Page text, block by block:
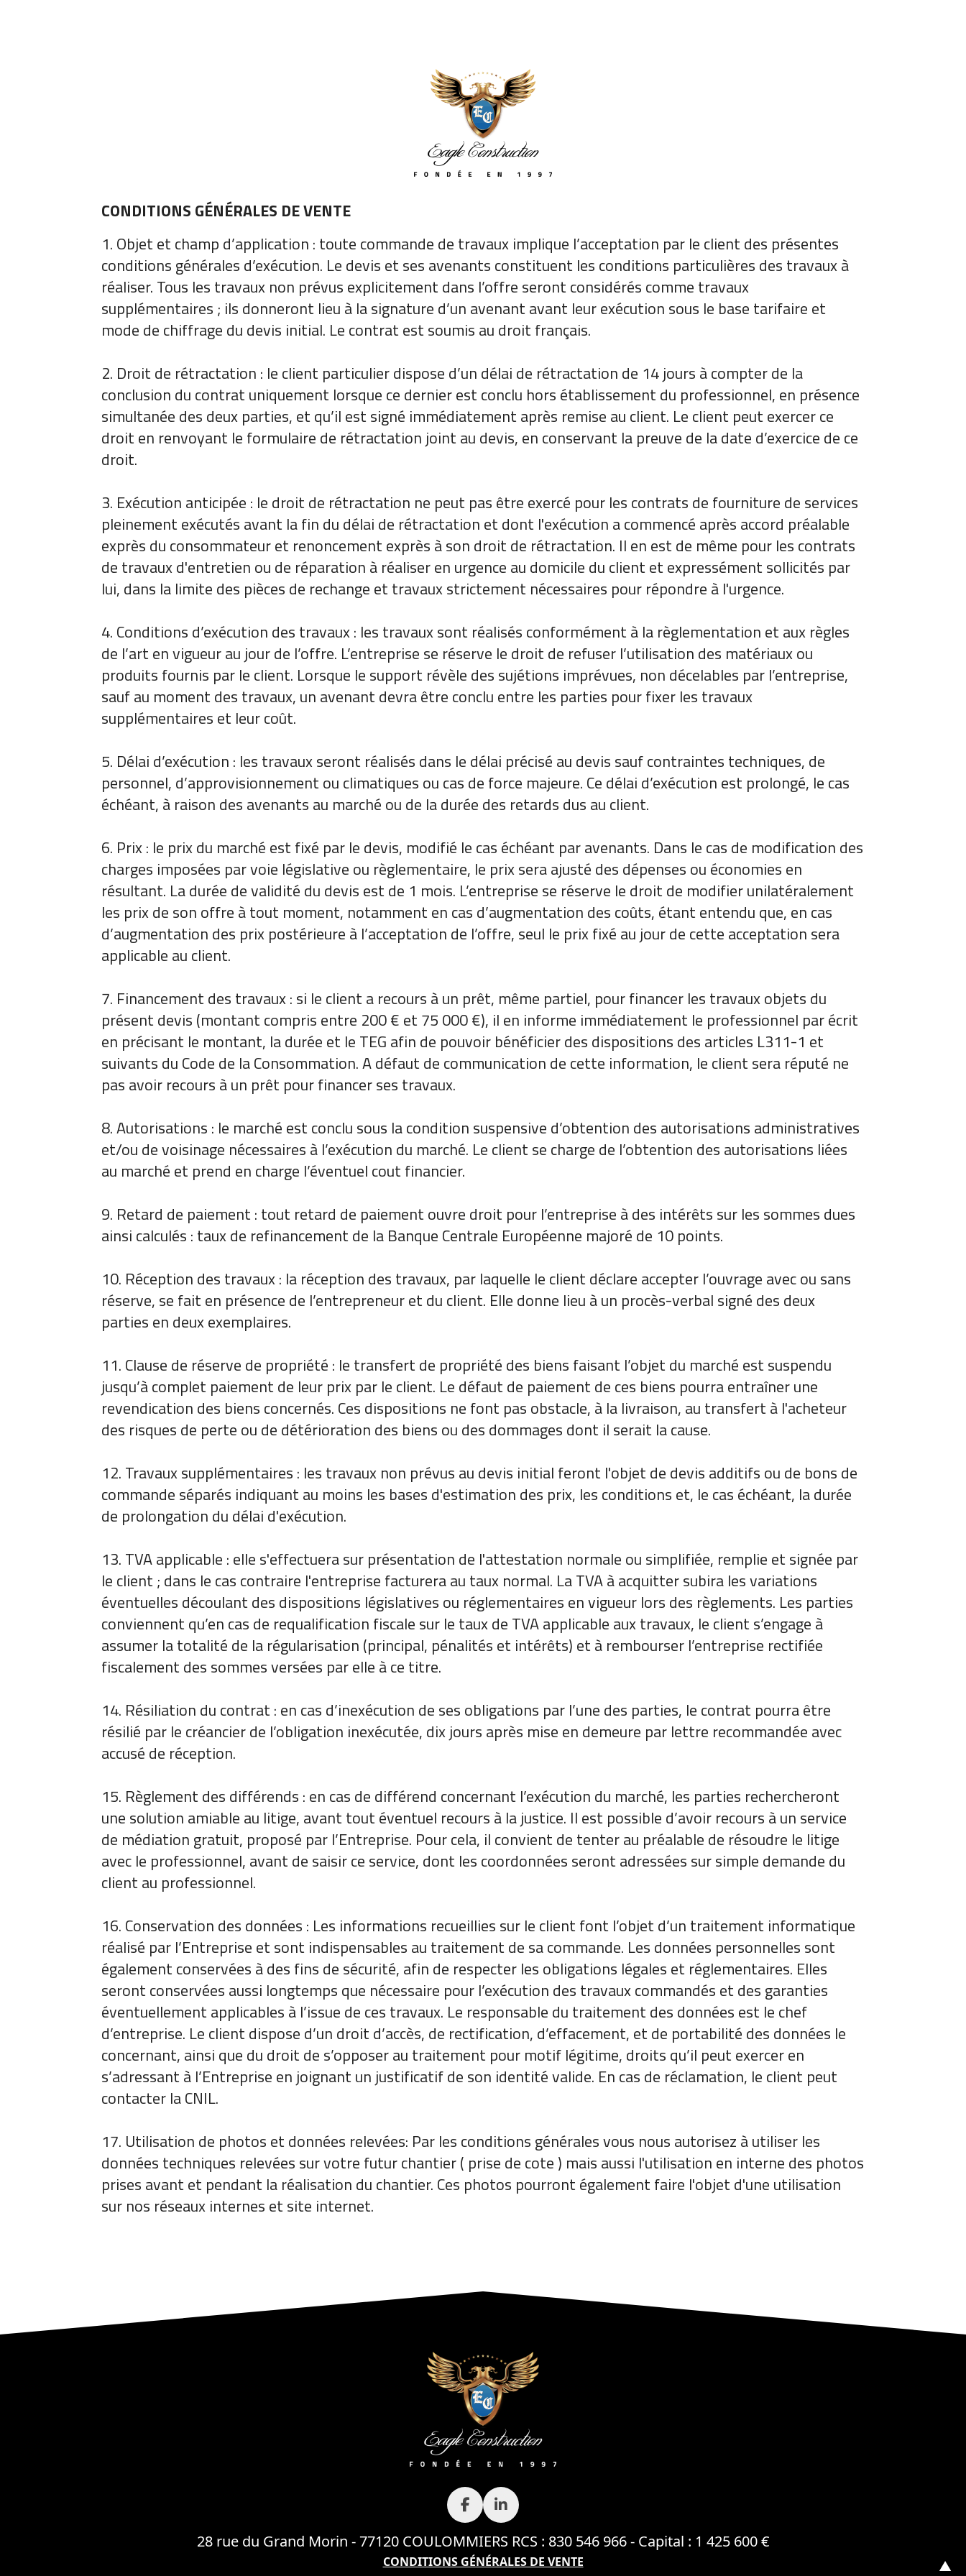
CONDITIONS GÉNÉRALES DE VENTE
1. Objet et champ d’application : toute commande de travaux implique l’acceptation par le client des présentes
conditions générales d’exécution. Le devis et ses avenants constituent les conditions particulières des travaux à
réaliser. Tous les travaux non prévus explicitement dans l’offre seront considérés comme travaux
supplémentaires ; ils donneront lieu à la signature d’un avenant avant leur exécution sous le base tarifaire et
mode de chiffrage du devis initial. Le contrat est soumis au droit français.
2. Droit de rétractation : le client particulier dispose d’un délai de rétractation de 14 jours à compter de la
conclusion du contrat uniquement lorsque ce dernier est conclu hors établissement du professionnel, en présence
simultanée des deux parties, et qu’il est signé immédiatement après remise au client. Le client peut exercer ce
droit en renvoyant le formulaire de rétractation joint au devis, en conservant la preuve de la date d’exercice de ce
droit.
3. Exécution anticipée : le droit de rétractation ne peut pas être exercé pour les contrats de fourniture de services
pleinement exécutés avant la fin du délai de rétractation et dont l'exécution a commencé après accord préalable
exprès du consommateur et renoncement exprès à son droit de rétractation. Il en est de même pour les contrats
de travaux d'entretien ou de réparation à réaliser en urgence au domicile du client et expressément sollicités par
lui, dans la limite des pièces de rechange et travaux strictement nécessaires pour répondre à l'urgence.
4. Conditions d’exécution des travaux : les travaux sont réalisés conformément à la règlementation et aux règles
de l’art en vigueur au jour de l’offre. L’entreprise se réserve le droit de refuser l’utilisation des matériaux ou
produits fournis par le client. Lorsque le support révèle des sujétions imprévues, non décelables par l’entreprise,
sauf au moment des travaux, un avenant devra être conclu entre les parties pour fixer les travaux
supplémentaires et leur coût.
5. Délai d’exécution : les travaux seront réalisés dans le délai précisé au devis sauf contraintes techniques, de
personnel, d’approvisionnement ou climatiques ou cas de force majeure. Ce délai d’exécution est prolongé, le cas
échéant, à raison des avenants au marché ou de la durée des retards dus au client.
6. Prix : le prix du marché est fixé par le devis, modifié le cas échéant par avenants. Dans le cas de modification des
charges imposées par voie législative ou règlementaire, le prix sera ajusté des dépenses ou économies en
résultant. La durée de validité du devis est de 1 mois. L’entreprise se réserve le droit de modifier unilatéralement
les prix de son offre à tout moment, notamment en cas d’augmentation des coûts, étant entendu que, en cas
d’augmentation des prix postérieure à l’acceptation de l’offre, seul le prix fixé au jour de cette acceptation sera
applicable au client.
7. Financement des travaux : si le client a recours à un prêt, même partiel, pour financer les travaux objets du
présent devis (montant compris entre 200 € et 75 000 €), il en informe immédiatement le professionnel par écrit
en précisant le montant, la durée et le TEG afin de pouvoir bénéficier des dispositions des articles L311-1 et
suivants du Code de la Consommation. A défaut de communication de cette information, le client sera réputé ne
pas avoir recours à un prêt pour financer ses travaux.
8. Autorisations : le marché est conclu sous la condition suspensive d’obtention des autorisations administratives
et/ou de voisinage nécessaires à l’exécution du marché. Le client se charge de l’obtention des autorisations liées
au marché et prend en charge l’éventuel cout financier.
9. Retard de paiement : tout retard de paiement ouvre droit pour l’entreprise à des intérêts sur les sommes dues
ainsi calculés : taux de refinancement de la Banque Centrale Européenne majoré de 10 points.
10. Réception des travaux : la réception des travaux, par laquelle le client déclare accepter l’ouvrage avec ou sans
réserve, se fait en présence de l’entrepreneur et du client. Elle donne lieu à un procès-verbal signé des deux
parties en deux exemplaires.
11. Clause de réserve de propriété : le transfert de propriété des biens faisant l’objet du marché est suspendu
jusqu’à complet paiement de leur prix par le client. Le défaut de paiement de ces biens pourra entraîner une
revendication des biens concernés. Ces dispositions ne font pas obstacle, à la livraison, au transfert à l'acheteur
des risques de perte ou de détérioration des biens ou des dommages dont il serait la cause.
12. Travaux supplémentaires : les travaux non prévus au devis initial feront l'objet de devis additifs ou de bons de
commande séparés indiquant au moins les bases d'estimation des prix, les conditions et, le cas échéant, la durée
de prolongation du délai d'exécution.
13. TVA applicable : elle s'effectuera sur présentation de l'attestation normale ou simplifiée, remplie et signée par
le client ; dans le cas contraire l'entreprise facturera au taux normal. La TVA à acquitter subira les variations
éventuelles découlant des dispositions législatives ou réglementaires en vigueur lors des règlements. Les parties
conviennent qu’en cas de requalification fiscale sur le taux de TVA applicable aux travaux, le client s’engage à
assumer la totalité de la régularisation (principal, pénalités et intérêts) et à rembourser l’entreprise rectifiée
fiscalement des sommes versées par elle à ce titre.
14. Résiliation du contrat : en cas d’inexécution de ses obligations par l’une des parties, le contrat pourra être
résilié par le créancier de l’obligation inexécutée, dix jours après mise en demeure par lettre recommandée avec
accusé de réception.
15. Règlement des différends : en cas de différend concernant l’exécution du marché, les parties rechercheront
une solution amiable au litige, avant tout éventuel recours à la justice. Il est possible d’avoir recours à un service
de médiation gratuit, proposé par l’Entreprise. Pour cela, il convient de tenter au préalable de résoudre le litige
avec le professionnel, avant de saisir ce service, dont les coordonnées seront adressées sur simple demande du
client au professionnel.
16. Conservation des données : Les informations recueillies sur le client font l’objet d’un traitement informatique
réalisé par l’Entreprise et sont indispensables au traitement de sa commande. Les données personnelles sont
également conservées à des fins de sécurité, afin de respecter les obligations légales et réglementaires. Elles
seront conservées aussi longtemps que nécessaire pour l’exécution des travaux commandés et des garanties
éventuellement applicables à l’issue de ces travaux. Le responsable du traitement des données est le chef
d’entreprise. Le client dispose d’un droit d’accès, de rectification, d’effacement, et de portabilité des données le
concernant, ainsi que du droit de s’opposer au traitement pour motif légitime, droits qu’il peut exercer en
s’adressant à l’Entreprise en joignant un justificatif de son identité valide. En cas de réclamation, le client peut
contacter la CNIL.
17. Utilisation de photos et données relevées: Par les conditions générales vous nous autorisez à utiliser les
données techniques relevées sur votre futur chantier ( prise de cote ) mais aussi l'utilisation en interne des photos
prises avant et pendant la réalisation du chantier. Ces photos pourront également faire l'objet d'une utilisation
sur nos réseaux internes et site internet.
28 rue du Grand Morin - 77120 COULOMMIERS RCS : 830 546 966 - Capital : 1 425 600 €
CONDITIONS GÉNÉRALES DE VENTE ▲